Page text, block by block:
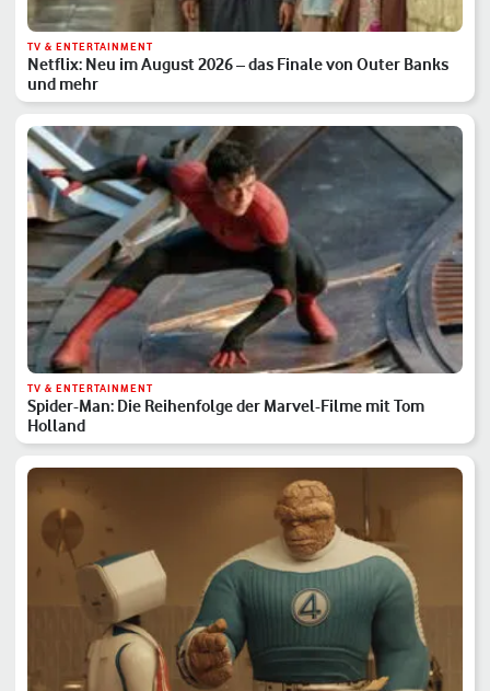
TV & ENTERTAINMENT
Netflix: Neu im August 2026 – das Finale von Outer Banks
und mehr
TV & ENTERTAINMENT
Spider-Man: Die Reihenfolge der Marvel-Filme mit Tom
Holland